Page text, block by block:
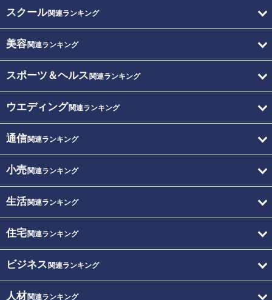
スクール関連ランキング
美容関連ランキング
スポーツ＆ヘルス 関連ランキング
ウエディング関連ランキング
通信関連ランキング
小売関連ランキング
生活関連ランキング
住宅関連ランキング
ビジネス 関連ランキング
人材関連ランキング